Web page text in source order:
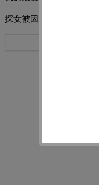
探女被因幡帝惡作劇了！